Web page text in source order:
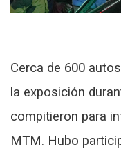
Cerca de 600
la exposición
compitieron para
MTM. Hubo